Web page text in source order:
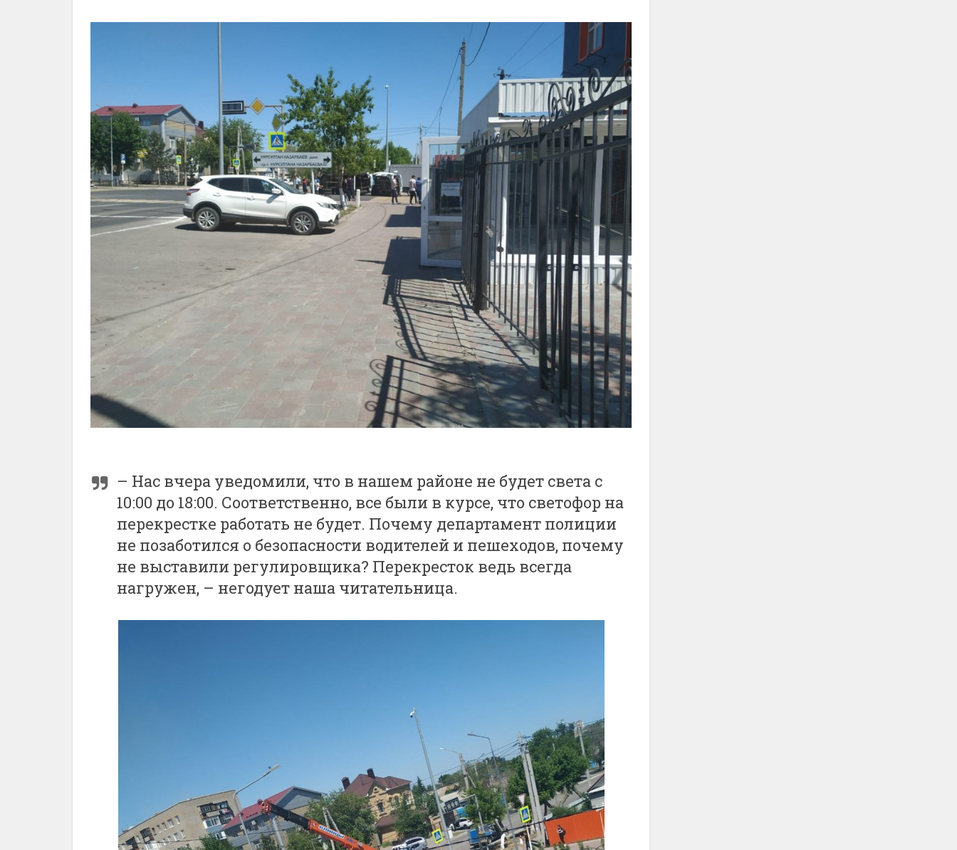
– Нас вчера уведомили, что в нашем районе не будет света с
10:00 до 18:00. Соответственно, все были в курсе, что светофор на
перекрестке работать не будет. Почему департамент полиции
не позаботился о безопасности водителей и пешеходов, почему
не выставили регулировщика? Перекресток ведь всегда
нагружен, – негодует наша читательница.